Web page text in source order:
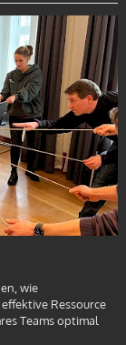
wie
Ressource
Teams optimal